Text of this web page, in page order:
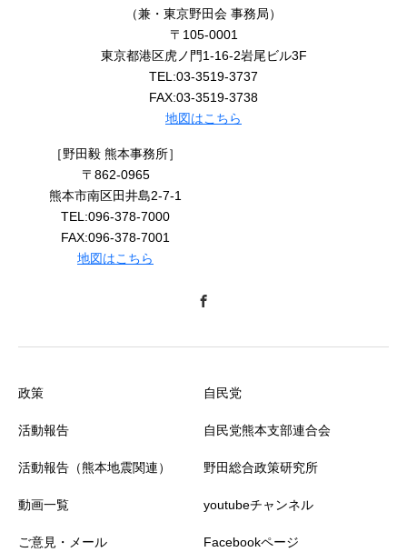
（兼・東京野田会 事務局）
〒105-0001
東京都港区虎ノ門1-16-2岩尾ビル3F
TEL:03-3519-3737
FAX:03-3519-3738
地図はこちら
［野田毅 熊本事務所］
〒862-0965
熊本市南区田井島2-7-1
TEL:096-378-7000
FAX:096-378-7001
地図はこちら
政策
活動報告
活動報告（熊本地震関連）
動画一覧
ご意見・メール
自民党
自民党熊本支部連合会
野田総合政策研究所
youtubeチャンネル
Facebookページ